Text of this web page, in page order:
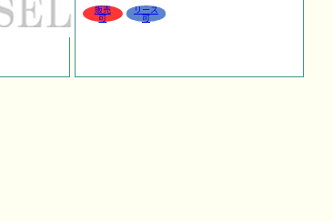
販売
可
リース
可